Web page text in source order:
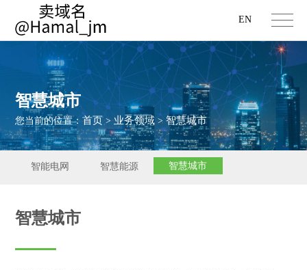
EN
智慧城市
您当前的位置：首页>业务领域 >智慧城市
智能电网 智慧能源 智慧城市
智慧城市